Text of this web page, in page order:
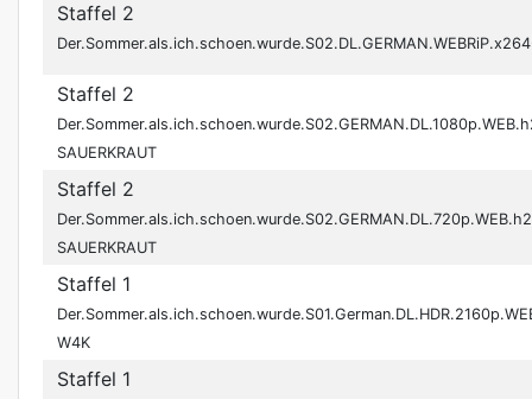
Staffel 2
Staffel 2
SAUERKRAUT
Staffel 2
SAUERKRAUT
Staffel 1
W4K
Staffel 1